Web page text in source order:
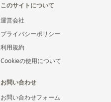
このサイトについて
運営会社
プライバシーポリシー
利用規約
Cookieの使用について
お問い合わせ
お問い合わせフォーム